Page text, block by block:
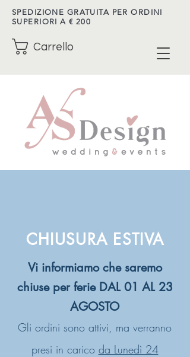
SPEDIZIONE GRATUITA PER ORDINI
SUPERIORI A € 200
Carrello
CHIUSURA ESTIVA
Vi informiamo che saremo
chiuse per ferie DAL 01 AL 23
AGOSTO
Gli ordini sono attivi, ma verranno
presi in carico da Lunedì 24